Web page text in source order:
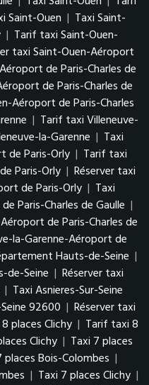
Saint-Ouen | Taxi Saint-
| Tarif taxi Saint-Ouen-
taxi Saint-Ouen-Aéroport
de Paris-Charles de
de Paris-Charles de
Aéroport de Paris-Charles
| Tarif taxi Villeneuve-
la-Garenne | Taxi
de Paris-Orly | Tarif taxi
Paris-Orly | Réserver taxi
de Paris-Orly | Taxi
Paris-Charles de Gaulle |
de Paris-Charles de
la-Garenne-Aéroport de
Hauts-de-Seine |
de-Seine | Réserver taxi
| Taxi Asnieres-Sur-Seine
92600 | Réserver taxi
places Clichy | Tarif taxi 8
Clichy | Taxi 7 places
Bois-Colombes |
| Taxi 7 places Clichy |